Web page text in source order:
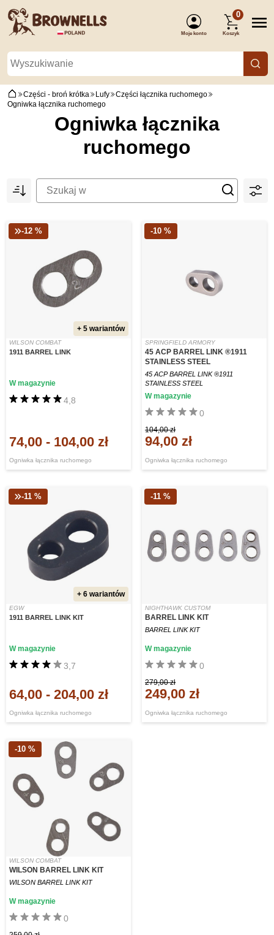
Moje konto
0
Koszyk
Części - broń krótka Lufy
Części łącznika ruchomego
Ogniwka łącznika ruchomego
Ogniwka łącznika
ruchomego
-12 %
+ 5 wariantów
WILSON COMBAT
1911 BARREL LINK
Ogniwka łącznika ruchomego
4,8
W magazynie
74,00 - 104,00 zł
-10 %
SPRINGFIELD ARMORY
45 ACP BARREL LINK ®1911
STAINLESS STEEL
45 ACP BARREL LINK ®1911
STAINLESS STEEL
Ogniwka łącznika ruchomego
0
W magazynie
104,00 zł
94,00 zł
-11 %
+ 6 wariantów
EGW
1911 BARREL LINK KIT
Ogniwka łącznika ruchomego
3,7
W magazynie
64,00 - 204,00 zł
-11 %
NIGHTHAWK CUSTOM
BARREL LINK KIT
BARREL LINK KIT
Ogniwka łącznika ruchomego
0
W magazynie
279,00 zł
249,00 zł
-10 %
WILSON COMBAT
WILSON BARREL LINK KIT
WILSON BARREL LINK KIT
0
W magazynie